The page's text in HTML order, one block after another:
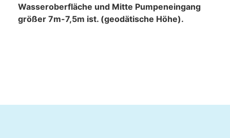
Wasseroberfläche und Mitte Pumpeneingang
größer 7m-7,5m ist. (geodätische Höhe).